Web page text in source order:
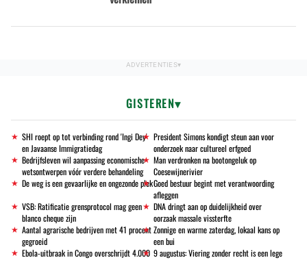
GISTEREN
SHI roept op tot verbinding rond 'Ingi Dey'
en Javaanse Immigratiedag
President Simons kondigt steun aan voor
onderzoek naar cultureel erfgoed
Bedrijfsleven wil aanpassing economische
wetsontwerpen vóór verdere behandeling
Man verdronken na bootongeluk op
Coesewijnerivier
De weg is een gevaarlijke en ongezonde plekGoed bestuur begint met verantwoording
afleggen
VSB: Ratificatie grensprotocol mag geen
blanco cheque zijn
DNA dringt aan op duidelijkheid over
oorzaak massale vissterfte
Aantal agrarische bedrijven met 41 procent
gegroeid
Zonnige en warme zaterdag, lokaal kans op
een bui
Ebola-uitbraak in Congo overschrijdt 4.000 9 augustus: Viering zonder recht is een lege